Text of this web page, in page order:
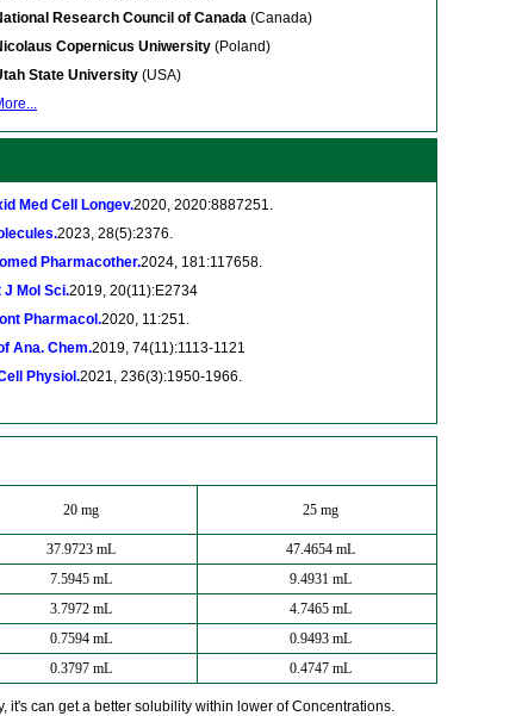
Research Council of Canada (Canada)
Copernicus Uniwersity (Poland)
State University (USA)
Med Cell Longev.2020, 2020:8887251.
2023, 28(5):2376.
Pharmacother.2024, 181:117658.
J Mol Sci.2019, 20(11):E2734
Pharmacol.2020, 11:251.
Ana. Chem.2019, 74(11):1113-1121
Physiol.2021, 236(3):1950-1966.
20 mg 25 mg
37.9723 mL
47.4654 mL
7.5945 mL
9.4931 mL
3.7972 mL
4.7465 mL
0.7594 mL
0.9493 mL
0.3797 mL 0.4747 mL
it's can get a better solubility within lower of Concentrations.